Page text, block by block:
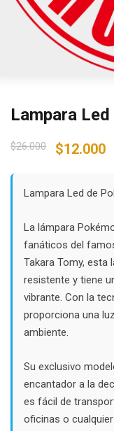
Lampara
$26.000
Original
$26.000.
$12.000
Lampara Led de
La lámpara
fanáticos del
Takara Tomy, esta
resistente y tiene
vibrante. Con la
proporciona una
ambiente.
Su exclusivo
encantador a la
es fácil de
oficinas o